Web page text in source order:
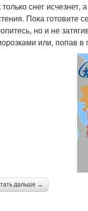
только снег
Пока готовите
но и не
или, попав в
дальше →